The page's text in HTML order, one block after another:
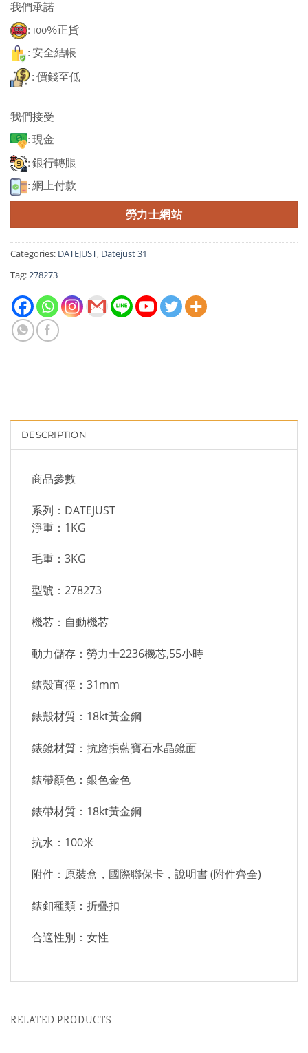
我們承諾
: 100%正貨
: 安全結帳
: 價錢至低
我們接受
: 現金
: 銀行轉賬
: 網上付款
勞力士網站
Categories: DATEJUST, Datejust 31
Tag:278273
DESCRIPTION
商品參數
系列：DATEJUST
淨重：1KG
毛重：3KG
型號：278273
機芯：自動機芯
動力儲存：勞力士2236機芯,55小時
錶殼直徑：31mm
錶殼材質：18kt黃金鋼
錶鏡材質：抗磨損藍寶石水晶鏡面
錶帶顏色：銀色金色
錶帶材質：18kt黃金鋼
抗水：100米
附件：原裝盒，國際聯保卡，說明書 (附件齊全)
錶釦種類：折疊扣
合適性別：女性
RELATED PRODUCTS